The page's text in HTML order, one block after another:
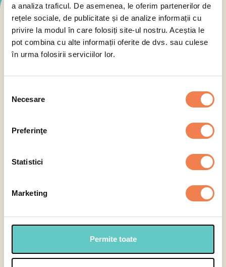
a analiza traficul. De asemenea, le oferim partenerilor de
rețele sociale, de publicitate și de analize informații cu
privire la modul în care folosiți site-ul nostru. Aceștia le
pot combina cu alte informații oferite de dvs. sau culese
în urma folosirii serviciilor lor.
consimțământului
Necesare
Preferinţe
Statistici
Marketing
Permite toate
Toate produsele Edenia sunt:
Selectează categoria
Selectează
Legume
Piureuri de legume